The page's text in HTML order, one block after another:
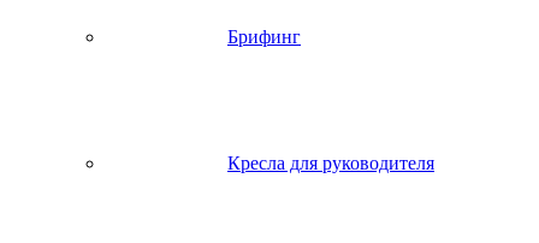
Брифинг
Кресла для руководителя